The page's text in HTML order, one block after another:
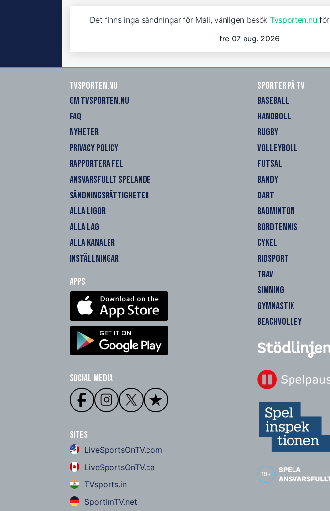
Det finns inga sändningar för Mali, vänligen besök Tvsporten.nu
fre 07 aug. 2026
Tvsporten.nu
OM TVSPORTEN.NU
FAQ
NYHETER
PRIVACY POLICY
RAPPORTERA FEL
ANSVARSFULLT SPELANDE
SÄNDNINGSRÄTTIGHETER
ALLA LIGOR
ALLA LAG
ALLA KANALER
INSTÄLLNINGAR
Apps
Social Media
Sites
LiveSportsOnTV.com
LiveSportsOnTV.ca
TVsports.in
SportImTV.net
Sporter på TV
BASEBALL
HANDBOLL
RUGBY
VOLLEYBOLL
FUTSAL
BANDY
DART
BADMINTON
BORDTENNIS
CYKEL
RIDSPORT
TRAV
SIMNING
GYMNASTIK
BEACHVOLLEY